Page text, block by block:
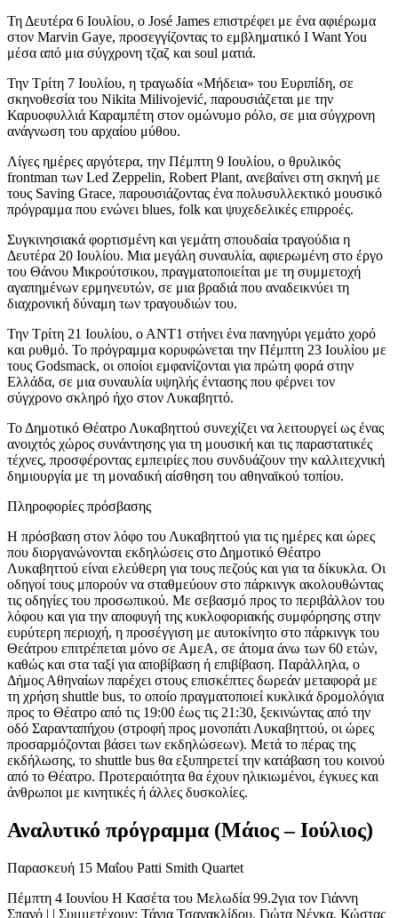
Τη Δευτέρα 6 Ιουλίου, ο José James επιστρέφει με ένα αφιέρωμα
στον Marvin Gaye, προσεγγίζοντας το εμβληματικό I Want You
μέσα από μια σύγχρονη τζαζ και soul ματιά.
Την Τρίτη 7 Ιουλίου, η τραγωδία «Μήδεια» του Ευριπίδη, σε
σκηνοθεσία του Nikita Milivojević, παρουσιάζεται με την
Καρυοφυλλιά Καραμπέτη στον ομώνυμο ρόλο, σε μια σύγχρονη
ανάγνωση του αρχαίου μύθου.
Λίγες ημέρες αργότερα, την Πέμπτη 9 Ιουλίου, ο θρυλικός
frontman των Led Zeppelin, Robert Plant, ανεβαίνει στη σκηνή με
τους Saving Grace, παρουσιάζοντας ένα πολυσυλλεκτικό μουσικό
πρόγραμμα που ενώνει blues, folk και ψυχεδελικές επιρροές.
Συγκινησιακά φορτισμένη και γεμάτη σπουδαία τραγούδια η
Δευτέρα 20 Ιουλίου. Μια μεγάλη συναυλία, αφιερωμένη στο έργο
του Θάνου Μικρούτσικου, πραγματοποιείται με τη συμμετοχή
αγαπημένων ερμηνευτών, σε μια βραδιά που αναδεικνύει τη
διαχρονική δύναμη των τραγουδιών του.
Την Τρίτη 21 Ιουλίου, ο ΑΝΤ1 στήνει ένα πανηγύρι γεμάτο χορό
και ρυθμό. Το πρόγραμμα κορυφώνεται την Πέμπτη 23 Ιουλίου με
τους Godsmack, οι οποίοι εμφανίζονται για πρώτη φορά στην
Ελλάδα, σε μια συναυλία υψηλής έντασης που φέρνει τον
σύγχρονο σκληρό ήχο στον Λυκαβηττό.
Το Δημοτικό Θέατρο Λυκαβηττού συνεχίζει να λειτουργεί ως ένας
ανοιχτός χώρος συνάντησης για τη μουσική και τις παραστατικές
τέχνες, προσφέροντας εμπειρίες που συνδυάζουν την καλλιτεχνική
δημιουργία με τη μοναδική αίσθηση του αθηναϊκού τοπίου.
Πληροφορίες πρόσβασης
Η πρόσβαση στον λόφο του Λυκαβηττού για τις ημέρες και ώρες
που διοργανώνονται εκδηλώσεις στο Δημοτικό Θέατρο
Λυκαβηττού είναι ελεύθερη για τους πεζούς και για τα δίκυκλα. Οι
οδηγοί τους μπορούν να σταθμεύουν στο πάρκινγκ ακολουθώντας
τις οδηγίες του προσωπικού. Με σεβασμό προς το περιβάλλον του
λόφου και για την αποφυγή της κυκλοφοριακής συμφόρησης στην
ευρύτερη περιοχή, η προσέγγιση με αυτοκίνητο στο πάρκινγκ του
Θεάτρου επιτρέπεται μόνο σε ΑμεΑ, σε άτομα άνω των 60 ετών,
καθώς και στα ταξί για αποβίβαση ή επιβίβαση. Παράλληλα, ο
Δήμος Αθηναίων παρέχει στους επισκέπτες δωρεάν μεταφορά με
τη χρήση shuttle bus, το οποίο πραγματοποιεί κυκλικά δρομολόγια
προς το Θέατρο από τις 19:00 έως τις 21:30, ξεκινώντας από την
οδό Σαρανταπήχου (στροφή προς μονοπάτι Λυκαβηττού, οι ώρες
προσαρμόζονται βάσει των εκδηλώσεων). Μετά το πέρας της
εκδήλωσης, το shuttle bus θα εξυπηρετεί την κατάβαση του κοινού
από το Θέατρο. Προτεραιότητα θα έχουν ηλικιωμένοι, έγκυες και
άνθρωποι με κινητικές ή άλλες δυσκολίες.
Αναλυτικό πρόγραμμα (Μάιος – Ιούλιος)
Παρασκευή 15 Μαΐου Patti Smith Quartet
Πέμπτη 4 Ιουνίου Η Κασέτα του Μελωδία 99.2για τον Γιάννη
Σπανό | | Συμμετέχουν: Τάνια Τσανακλίδου, Γιώτα Νέγκα, Κώστας